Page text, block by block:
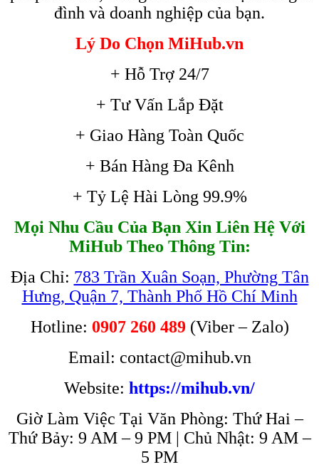
đình và doanh nghiệp của bạn.
Lý Do Chọn MiHub.vn
+ Hỗ Trợ 24/7
+ Tư Vấn Lắp Đặt
+ Giao Hàng Toàn Quốc
+ Bán Hàng Đa Kênh
+ Tỷ Lệ Hài Lòng 99.9%
Mọi Nhu Cầu Của Bạn Xin Liên Hệ Với
MiHub Theo Thông Tin:
Địa Chỉ: 783 Trần Xuân Soạn, Phường Tân
Hưng, Quận 7, Thành Phố Hồ Chí Minh
Hotline: 0907 260 489(Viber – Zalo)
Email: contact@mihub.vn
Website: https://mihub.vn/
Giờ Làm Việc Tại Văn Phòng: Thứ Hai –
Thứ Bảy: 9 AM – 9 PM | Chủ Nhật: 9 AM –
5 PM